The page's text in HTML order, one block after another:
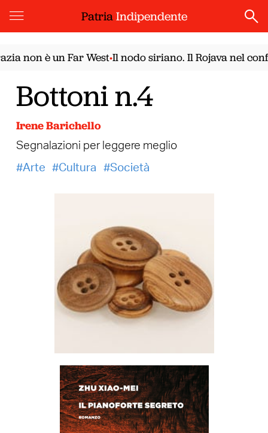
PatriaIndipendente
non è un Far West•Il nodo siriano. Il Rojava nel
Bottoni n.4
Irene Barichello
Segnalazioni per leggere meglio
Arte
Cultura Società